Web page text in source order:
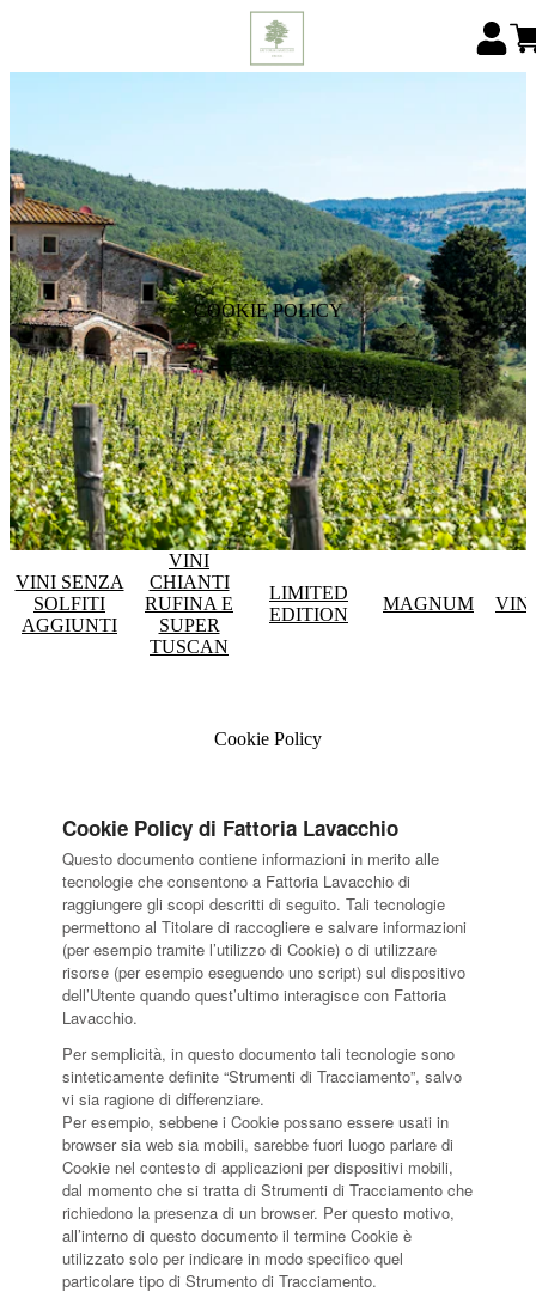
COOKIE POLICY
VINI SENZA
SOLFITI
AGGIUNTI
VINI
CHIANTI
RUFINA E
SUPER
TUSCAN
LIMITED
EDITION
MAGNUM
Cookie Policy
Cookie Policy di Fattoria Lavacchio
Questo documento contiene informazioni in merito alle
tecnologie che consentono a Fattoria Lavacchio di
raggiungere gli scopi descritti di seguito. Tali tecnologie
permettono al Titolare di raccogliere e salvare informazioni
(per esempio tramite l’utilizzo di Cookie) o di utilizzare
risorse (per esempio eseguendo uno script) sul dispositivo
dell’Utente quando quest’ultimo interagisce con Fattoria
Lavacchio.
Per semplicità, in questo documento tali tecnologie sono
sinteticamente definite “Strumenti di Tracciamento”, salvo
vi sia ragione di differenziare.
Per esempio, sebbene i Cookie possano essere usati in
browser sia web sia mobili, sarebbe fuori luogo parlare di
Cookie nel contesto di applicazioni per dispositivi mobili,
dal momento che si tratta di Strumenti di Tracciamento che
richiedono la presenza di un browser. Per questo motivo,
all’interno di questo documento il termine Cookie è
utilizzato solo per indicare in modo specifico quel
particolare tipo di Strumento di Tracciamento.